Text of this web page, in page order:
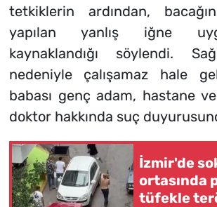
tetkiklerin ardından,
yapılan yanlış iğne
kaynaklandığı söylendi.
nedeniyle çalışamaz hale
babası genç adam, hastane
doktor hakkında suç
İzmir'de
ortasında
tüfekle